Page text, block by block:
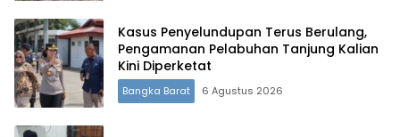
Kasus Penyelundupan Terus Berulang,
Pengamanan Pelabuhan Tanjung Kalian
Kini Diperketat
Bangka Barat 6 Agustus 2026